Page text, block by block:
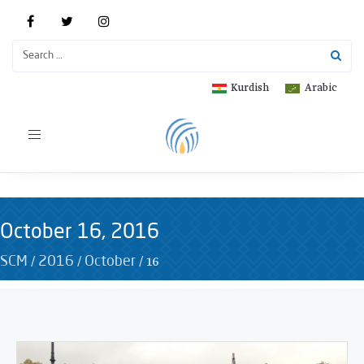
Arabic
Kurdish
Toggle
October 16, 2016
SCM / 2016 / October /16